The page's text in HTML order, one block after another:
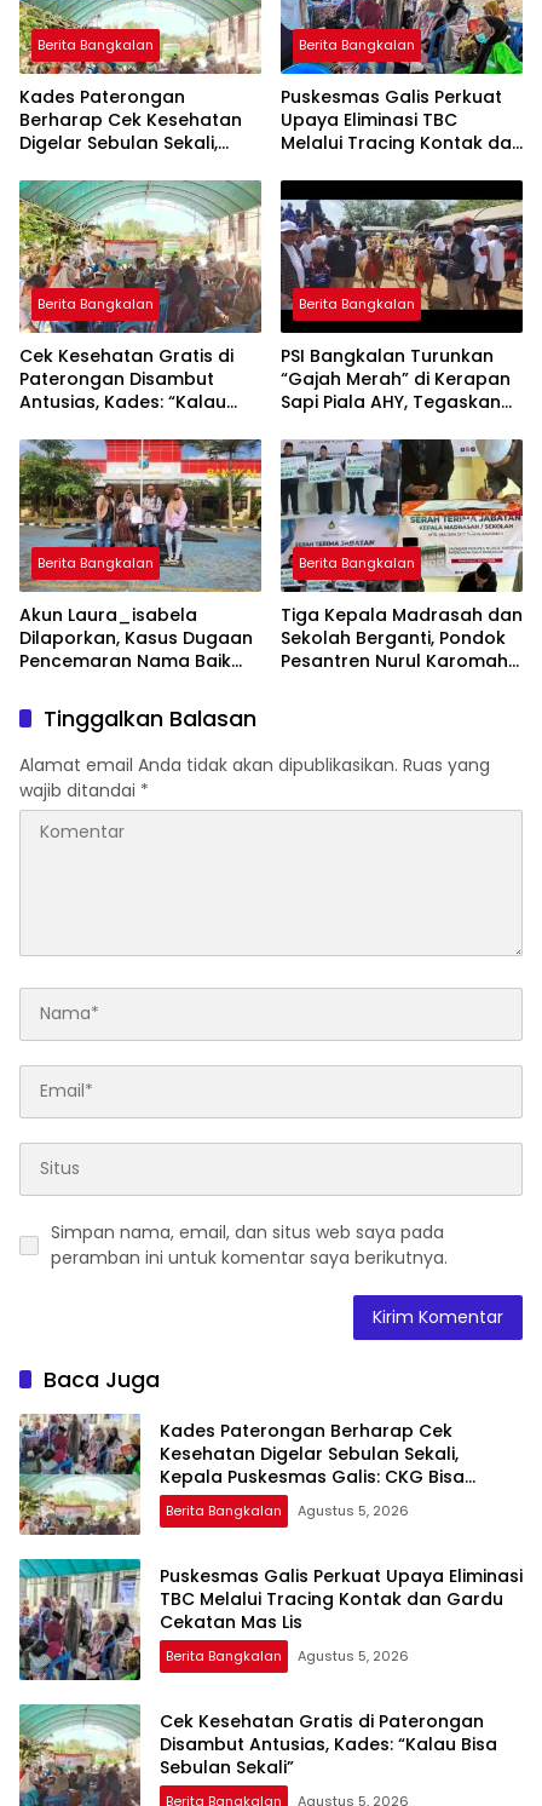
Berita Bangkalan
Kades Paterongan
Berharap Cek Kesehatan
Digelar Sebulan Sekali,
CKG Bisa Dilaksanakan
Rutin Lewat Posyandu ILP
Berita Bangkalan
Puskesmas Galis Perkuat
Upaya Eliminasi TBC
Melalui Tracing Kontak dan
Berita Bangkalan
Cek Kesehatan Gratis di
Paterongan Disambut
Antusias, Kades: “Kalau
Berita Bangkalan
PSI Bangkalan Turunkan
“Gajah Merah” di Kerapan
Sapi Piala AHY, Tegaskan
Madura
Berita Bangkalan
Akun Laura_isabela
Dilaporkan, Kasus Dugaan
Pencemaran Nama Baik
Berita Bangkalan
Tiga Kepala Madrasah dan
Sekolah Berganti, Pondok
Pesantren Nurul Karomah
Tinggalkan Balasan
Alamat email Anda tidak akan dipublikasikan. Ruas yang
wajib ditandai *
Simpan nama, email, dan situs web saya pada
peramban ini untuk komentar saya berikutnya.
Baca Juga
Kades Paterongan Berharap Cek
Kesehatan Digelar Sebulan Sekali,
Kepala Puskesmas Galis: CKG Bisa
Dilaksanakan Rutin Lewat Posyandu ILP
Berita Bangkalan Agustus 5, 2026
Puskesmas Galis Perkuat Upaya Eliminasi
TBC Melalui Tracing Kontak dan Gardu
Cekatan Mas Lis
Berita Bangkalan Agustus 5, 2026
Cek Kesehatan Gratis di Paterongan
Disambut Antusias, Kades: “Kalau Bisa
Sebulan Sekali”
Berita Bangkalan Agustus 5, 2026